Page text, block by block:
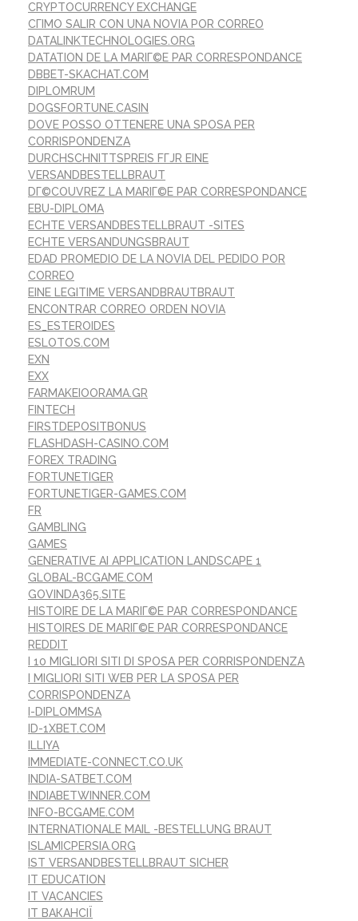
CRYPTOCURRENCY EXCHANGE
CГІMO SALIR CON UNA NOVIA POR CORREO
DATALINKTECHNOLOGIES.ORG
DATATION DE LA MARIГ©E PAR CORRESPONDANCE
DBBET-SKACHAT.COM
DIPLOMRUM
DOGSFORTUNE.CASIN
DOVE POSSO OTTENERE UNA SPOSA PER
CORRISPONDENZA
DURCHSCHNITTSPREIS FГЈR EINE
VERSANDBESTELLBRAUT
DГ©COUVREZ LA MARIГ©E PAR CORRESPONDANCE
EBU-DIPLOMA
ECHTE VERSANDBESTELLBRAUT -SITES
ECHTE VERSANDUNGSBRAUT
EDAD PROMEDIO DE LA NOVIA DEL PEDIDO POR
CORREO
EINE LEGITIME VERSANDBRAUTBRAUT
ENCONTRAR CORREO ORDEN NOVIA
ES_ESTEROIDES
ESLOTOS.COM
EXN
EXX
FARMAKEIOORAMA.GR
FINTECH
FIRSTDEPOSITBONUS
FLASHDASH-CASINO.COM
FOREX TRADING
FORTUNETIGER
FORTUNETIGER-GAMES.COM
FR
GAMBLING
GAMES
GENERATIVE AI APPLICATION LANDSCAPE 1
GLOBAL-BCGAME.COM
GOVINDA365.SITE
HISTOIRE DE LA MARIГ©E PAR CORRESPONDANCE
HISTOIRES DE MARIГ©E PAR CORRESPONDANCE
REDDIT
I 10 MIGLIORI SITI DI SPOSA PER CORRISPONDENZA
I MIGLIORI SITI WEB PER LA SPOSA PER
CORRISPONDENZA
I-DIPLOMMSA
ID-1XBET.COM
ILLIYA
IMMEDIATE-CONNECT.CO.UK
INDIA-SATBET.COM
INDIABETWINNER.COM
INFO-BCGAME.COM
INTERNATIONALE MAIL -BESTELLUNG BRAUT
ISLAMICPERSIA.ORG
IST VERSANDBESTELLBRAUT SICHER
IT EDUCATION
IT VACANCIES
IT ВАКАНСІЇ